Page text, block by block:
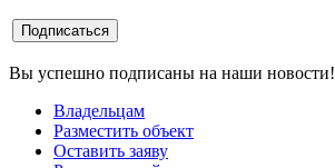
Вы успешно подписаны на наши новости!
Владельцам
Разместить объект
Оставить заяву